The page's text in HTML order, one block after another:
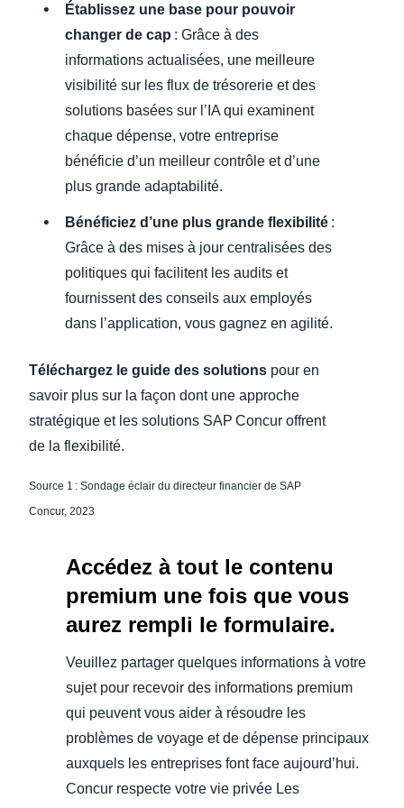
Établissez une base pour pouvoir
changer de cap : Grâce à des
informations actualisées, une meilleure
visibilité sur les flux de trésorerie et des
solutions basées sur l’IA qui examinent
chaque dépense, votre entreprise
bénéficie d’un meilleur contrôle et d’une
plus grande adaptabilité.
Bénéficiez d’une plus grande flexibilité :
Grâce à des mises à jour centralisées des
politiques qui facilitent les audits et
fournissent des conseils aux employés
dans l’application, vous gagnez en agilité.
Téléchargez le guide des solutions pour en
savoir plus sur la façon dont une approche
stratégique et les solutions SAP Concur offrent
de la flexibilité.
Source 1 : Sondage éclair du directeur financier de SAP
Concur, 2023
Accédez à tout le contenu
premium une fois que vous
aurez rempli le formulaire.
Veuillez partager quelques informations à votre
sujet pour recevoir des informations premium
qui peuvent vous aider à résoudre les
problèmes de voyage et de dépense principaux
auxquels les entreprises font face aujourd’hui.
Concur respecte votre vie privée Les